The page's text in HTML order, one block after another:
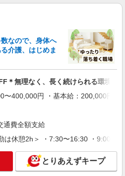
ガソリン代含む)＞
詳細を見る
シニアマンションで生活ケア/見守
駅
ガソリン代含む)＞
なので、身体へ
介護、はじめま
＊無理なく、長く続けられる環境＊
〜400,000円 ・基本給：200,000円
通費全額支給
は休憩2h＞ ・7:30〜16:30 ・9:00
とりあえずキープ